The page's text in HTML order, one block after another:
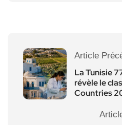
Article
La Tunisie
révèle le
Countries